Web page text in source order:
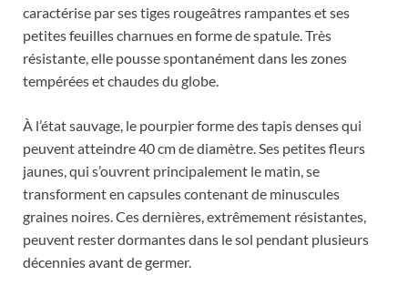
caractérise par ses tiges rougeâtres rampantes et ses
petites feuilles charnues en forme de spatule. Très
résistante, elle pousse spontanément dans les zones
tempérées et chaudes du globe.
À l’état sauvage, le pourpier forme des tapis denses qui
peuvent atteindre 40 cm de diamètre. Ses petites fleurs
jaunes, qui s’ouvrent principalement le matin, se
transforment en capsules contenant de minuscules
graines noires. Ces dernières, extrêmement résistantes,
peuvent rester dormantes dans le sol pendant plusieurs
décennies avant de germer.